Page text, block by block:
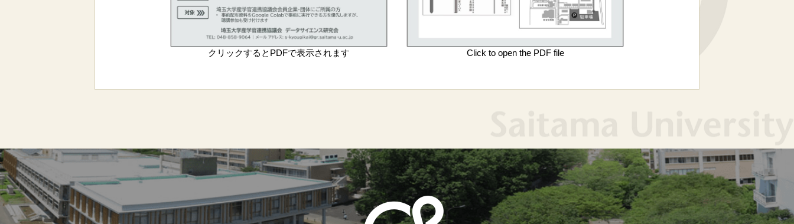
クリックするとPDFで表示されます Click to open the PDF file